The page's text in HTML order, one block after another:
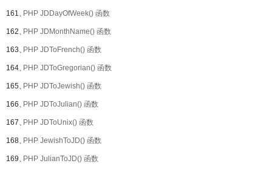
161、PHP JDDayOfWeek() 函数
162、PHP JDMonthName() 函数
163、PHP JDToFrench() 函数
164、PHP JDToGregorian() 函数
165、PHP JDToJewish() 函数
166、PHP JDToJulian() 函数
167、PHP JDToUnix() 函数
168、PHP JewishToJD() 函数
169、PHP JulianToJD() 函数